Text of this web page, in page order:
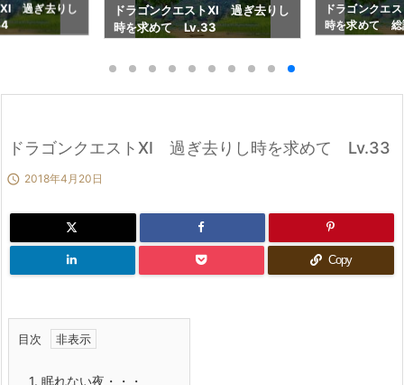
XI 過ぎ去りし
ドラゴンクエストXI 過ぎ去りし
時を求めて Lv.33
ドラゴンクエ
時を求めて 総
ドラゴンクエストXI 過ぎ去りし時を求めて Lv.33
 2018年4月20日
Copy
目次
1. 眠れない夜・・・